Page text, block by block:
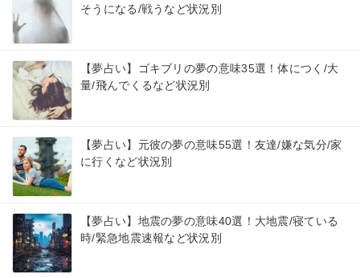
そうになる/戦うなど状況別
【夢占い】ゴキブリの夢の意味35選！体につく/大
量/飛んでくるなど状況別
【夢占い】元彼の夢の意味55選！友達/嫌な気分/家
に行くなど状況別
【夢占い】地震の夢の意味40選！大地震/寝ている
時/緊急地震速報など状況別